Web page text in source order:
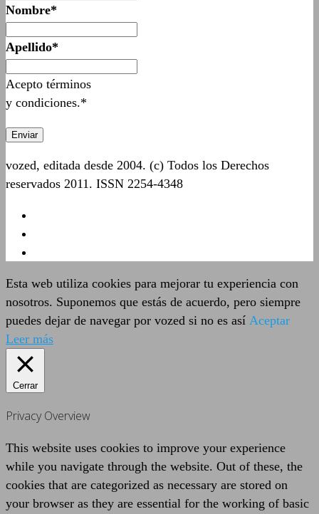
Nombre*
Apellido*
Acepto términos
y condiciones.*
vozed, editada desde 2004. (c) Todos los Derechos
reservados 2011. ISSN 2254-4348
Esta web utiliza cookies para mejorar tu experiencia con
nosotros. Suponemos que estás de acuerdo, pero siempre
puedes dejar de navegar por vozed si no es así Aceptar
Leer más
Cerrar
Privacy Overview
This website uses cookies to improve your experience
while you navigate through the website. Out of these, the
cookies that are categorized as necessary are stored on
your browser as they are essential for the working of basic